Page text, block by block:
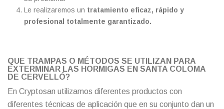
Le realizaremos un tratamiento eficaz, rápido y
profesional totalmente garantizado.
QUE TRAMPAS O MÉTODOS SE UTILIZAN PARA
EXTERMINAR LAS HORMIGAS EN SANTA COLOMA
DE CERVELLÓ?
En Cryptosan utilizamos diferentes productos con
diferentes técnicas de aplicación que en su conjunto dan un